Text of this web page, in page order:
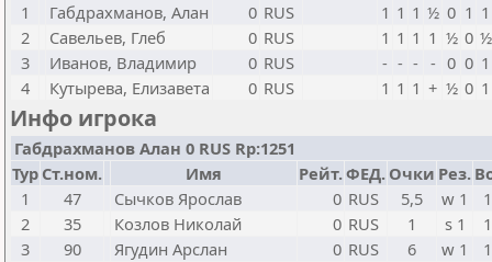
1
Габдрахманов, Алан 0 RUS 1 1 1 ½ 0 1 1
2
Савельев, Глеб 0 RUS 1 1 1 1 ½ 0 ½
3
Иванов, Владимир 0 RUS - - - - 0 0 1
4
Кутырева, Елизавета 0 RUS 1 1 1 + ½ 0 1
Инфо игрока
Габдрахманов Алан 0 RUS Rp:1251
Тур Ст.ном. Имя Рейт.ФЕД. Очки Рез.
1
47 Сычков Ярослав 0 RUS 5,5 w 1
1
2
35 Козлов Николай 0 RUS 1 s 1
1
3
90 Ягудин Арслан 0 RUS 6 w 1
1